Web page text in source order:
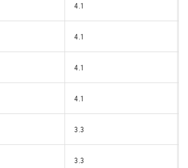
4.1
4.1
4.1
4.1
3.3
3.3